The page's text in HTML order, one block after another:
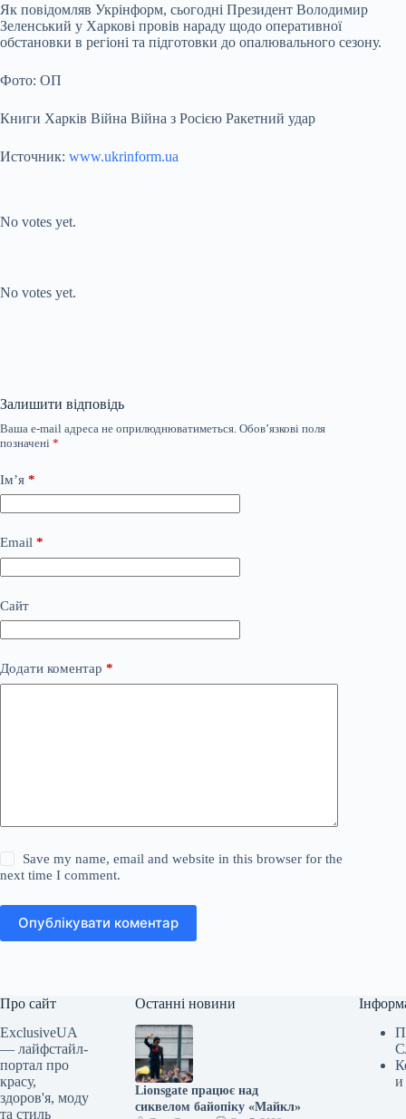
Як повідомляв Укрінформ, сьогодні Президент Володимир
Зеленський у Харкові провів нараду щодо оперативної
обстановки в регіоні та підготовки до опалювального сезону.
Фото: ОП
Книги Харків Війна Війна з Росією Ракетний удар
Источник: www.ukrinform.ua
No votes yet.
No votes yet.
Залишити відповідь
Ваша e-mail адреса не оприлюднюватиметься. Обов’язкові поля
позначені *
Ім’я *
Email *
Сайт
Додати коментар *
Save my name, email and website in this browser for the
next time I comment.
Опублікувати коментар
Про сайт
ExclusiveUA
— лайфстайл-
портал про
красу,
здоров'я, моду
та стиль
Останні новини
Lionsgate працює над
сиквелом байопіку «Майкл»
и